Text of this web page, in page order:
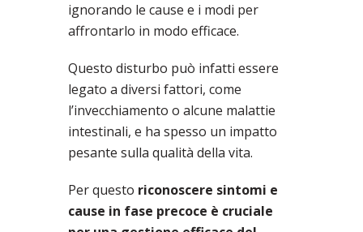
ignorando le cause e i modi per
affrontarlo in modo efficace.
Questo disturbo può infatti essere
legato a diversi fattori, come
l’invecchiamento o alcune malattie
intestinali, e ha spesso un impatto
pesante sulla qualità della vita.
Per questo riconoscere sintomi e
cause in fase precoce è cruciale